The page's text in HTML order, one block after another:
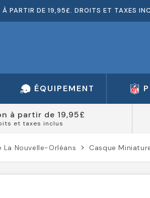
PARTIR DE 19,95£. DROITS ET TAXES
ÉQUIPEMENT
à partir de 19,95£
et taxes inclus
La Nouvelle-Orléans chevron_right Casque